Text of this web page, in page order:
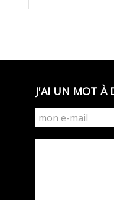
J'AI UN MOT À